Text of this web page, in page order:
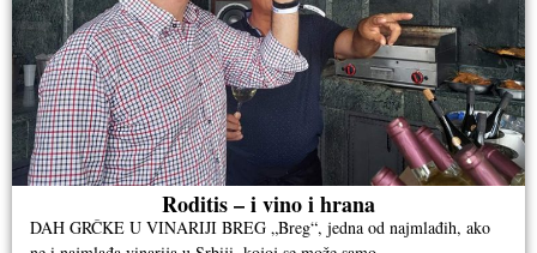
Roditis – i vino i hrana
DAH GRČKE U VINARIJI BREG „Breg“, jedna od najmlađih, ako